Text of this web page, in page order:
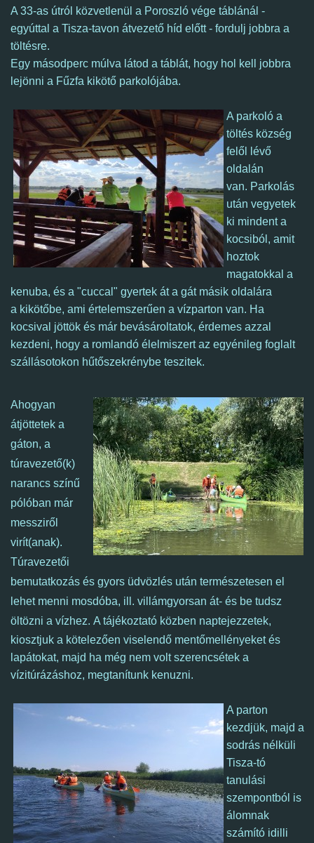
A 33-as útról közvetlenül a Poroszló vége táblánál -
egyúttal a Tisza-tavon átvezető híd előtt - fordulj jobbra a
töltésre.
Egy másodperc múlva látod a táblát, hogy hol kell jobbra
lejönni a Fűzfa kikötő parkolójába.
A parkoló a
töltés község
felől lévő
oldalán
van. Parkolás
után vegyetek
ki mindent a
kocsiból, amit
hoztok
magatokkal a
kenuba, és a "cuccal" gyertek át a gát másik oldalára
a kikötőbe, ami értelemszerűen a vízparton van. Ha
kocsival jöttök és már bevásároltatok, érdemes azzal
kezdeni, hogy a romlandó élelmiszert az egyénileg foglalt
szállásotokon hűtőszekrénybe teszitek.
Ahogyan
átjöttetek a
gáton, a
túravezető(k)
narancs színű
pólóban már
messziről
virít(anak).
Túravezetői
bemutatkozás és gyors üdvözlés után természetesen el
lehet menni mosdóba, ill. villámgyorsan át- és be tudsz
öltözni a vízhez. A tájékoztató közben naptejezzetek,
kiosztjuk a kötelezően viselendő mentőmellényeket és
lapátokat, majd ha még nem volt szerencsétek a
vízitúrázáshoz, megtanítunk kenuzni.
A parton
kezdjük, majd a
sodrás nélküli
Tisza-tó
tanulási
szempontból is
álomnak
számító idilli